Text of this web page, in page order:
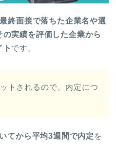
最終面接で落ちた企業名や選
実績を評価した企業から
ト です。
トされるので、内定につ
てから平均3週間で内定 を